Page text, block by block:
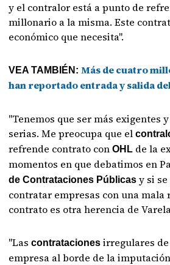
y el contralor está a punto de
millonario a la misma. Este
económico que necesita".
VEA TAMBIÉN:Más de cuatro
han reportado entrada y salida
"Tenemos que ser más exigentes
serias. Me preocupa que el
refrende contrato conOHL de la
momentos en que debatimos en
de Contrataciones Públicas y si
contratar empresas con una mala
contrato es otra herencia de
"Las contrataciones irregulares
empresa al borde de la